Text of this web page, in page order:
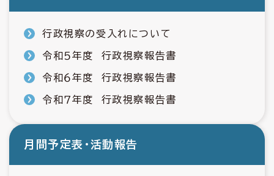
行政視察の受入れについて
令和５年度 行政視察報告書
令和６年度 行政視察報告書
令和７年度 行政視察報告書
月間予定表・活動報告